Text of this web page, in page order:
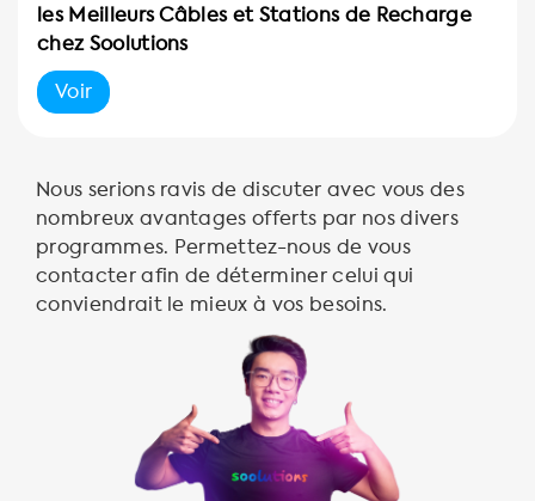
les Meilleurs Câbles et Stations de Recharge
chez Soolutions
Voir
Nous serions ravis de discuter avec vous des
nombreux avantages offerts par nos divers
programmes. Permettez-nous de vous
contacter afin de déterminer celui qui
conviendrait le mieux à vos besoins.